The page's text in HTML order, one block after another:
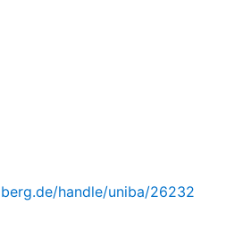
handle/uniba/26232